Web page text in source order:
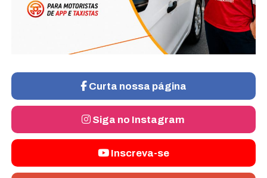
Curta nossa página
Siga no Instagram
Inscreva-se